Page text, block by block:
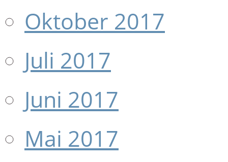
Oktober 2017
Juli 2017
Juni 2017
Mai 2017